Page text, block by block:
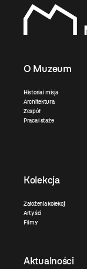
O Muzeum
Historia i misja
Architektura
Zespół
Praca i staże
Kolekcja
Założenia kolekcji
Artyści
Filmy
Aktualności